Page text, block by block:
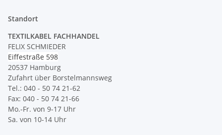
Standort
TEXTILKABEL FACHHANDEL
FELIX SCHMIEDER
Eiffestraße 598
20537 Hamburg
Zufahrt über Borstelmannsweg
Tel.: 040 - 50 74 21-62
Fax: 040 - 50 74 21-66
Mo.-Fr. von 9-17 Uhr
Sa. von 10-14 Uhr